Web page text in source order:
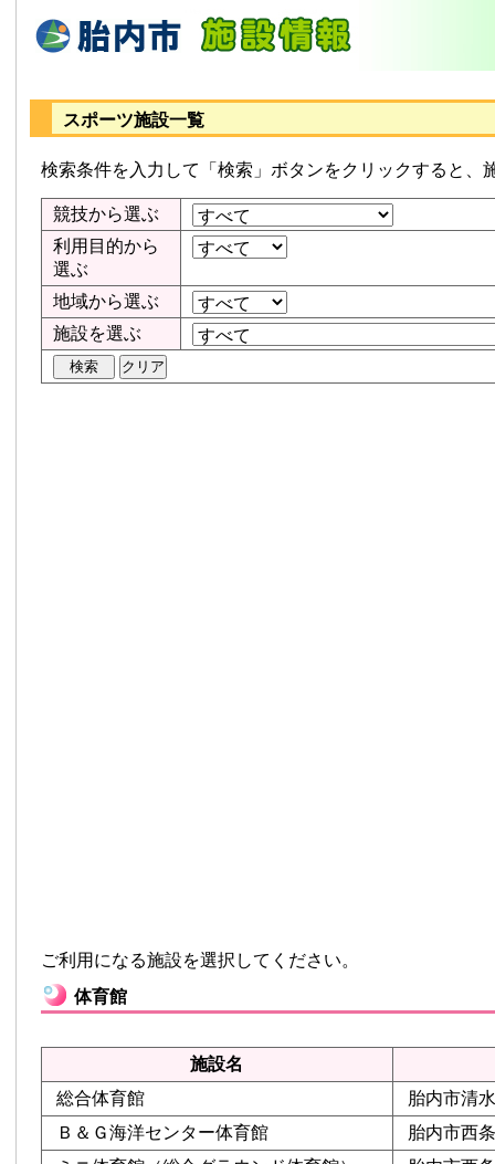
スポーツ施設一覧
検索条件を入力して「検索」ボタンをクリックすると、
競技から選ぶ
利用目的から
選ぶ
地域から選ぶ
施設を選ぶ
ご利用になる施設を選択してください。
体育館
施設名
総合体育館
胎内市清
Ｂ＆Ｇ海洋センター体育館
胎内市西